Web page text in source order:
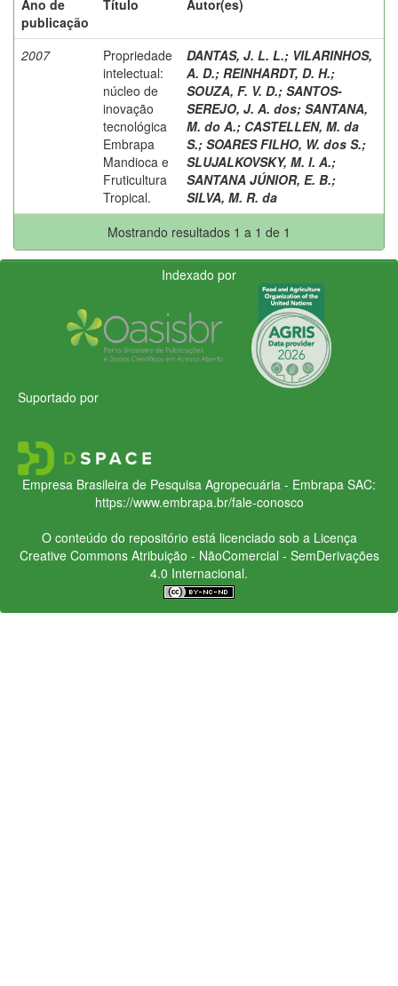
Ano de
publicação
Título Autor(es)
2007
Propriedade
intelectual:
núcleo de
inovação
tecnológica
Embrapa
Mandioca e
Fruticultura
Tropical.
DANTAS, J. L. L.; VILARINHOS,
A. D.; REINHARDT, D. H.;
SOUZA, F. V. D.; SANTOS-
SEREJO, J. A. dos; SANTANA,
M. do A.; CASTELLEN, M. da
S.; SOARES FILHO, W. dos S.;
SLUJALKOVSKY, M. I. A.;
SANTANA JÚNIOR, E. B.;
SILVA, M. R. da
Mostrando resultados 1 a 1 de 1
Indexado por
Suportado por
Empresa Brasileira de Pesquisa Agropecuária - Embrapa SAC:
https://www.embrapa.br/fale-conosco
O conteúdo do repositório está licenciado sob a Licença
Creative CommonsAtribuição - NãoComercial - SemDerivações
4.0 Internacional.